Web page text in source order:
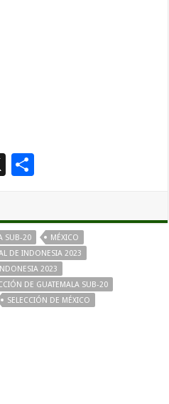
X
p
ar
ti
r
SUB-20
MÉXICO
DE INDONESIA 2023
2023
DE GUATEMALA SUB-20
SELECCIÓN DE MÉXICO